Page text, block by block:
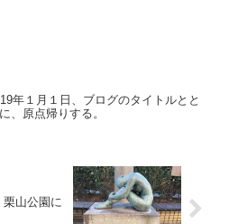
年１月１日、ブログのタイトルとと
、原点帰りする。
栗山公園に